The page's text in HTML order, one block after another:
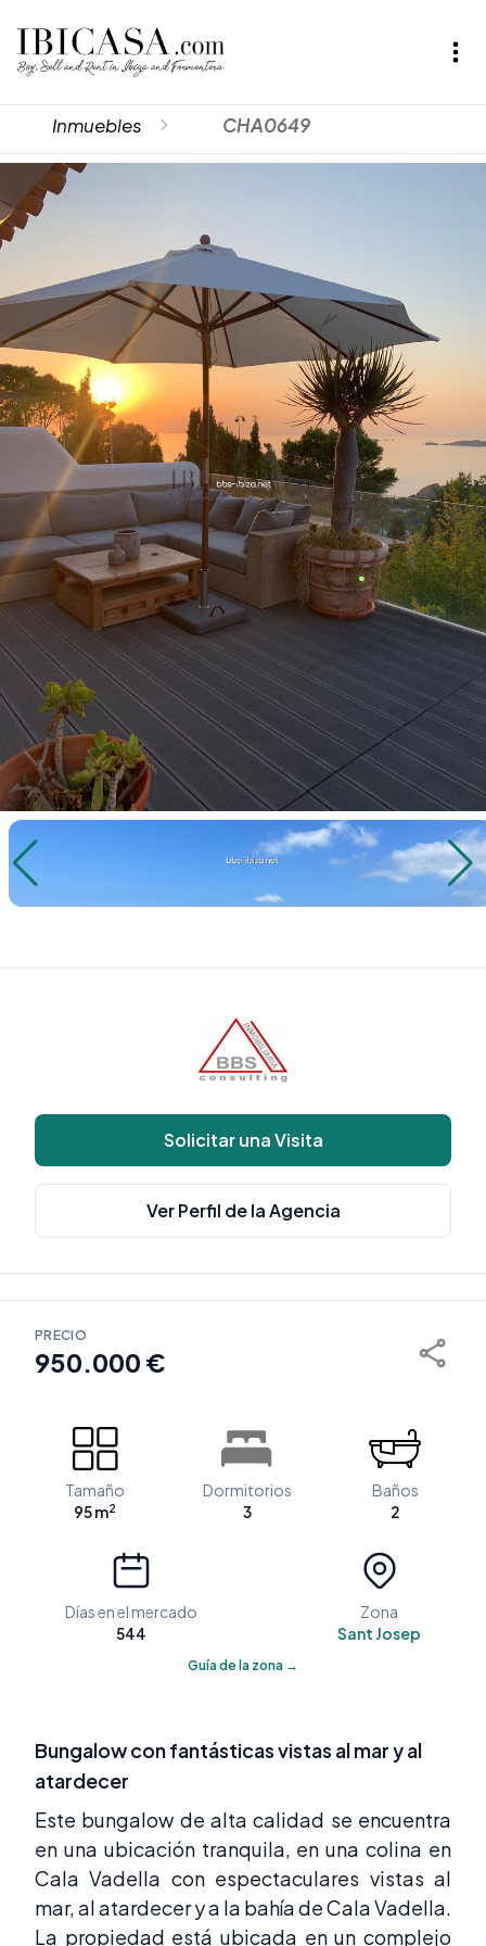
Inmuebles CHA0649
Solicitar una Visita
Ver Perfil de la Agencia
PRECIO
950.000 €
Tamaño
95 m2
Dormitorios
3
Baños
2
Días en el mercado
544
Zona
Sant Josep
Guía de la zona →
Bungalow con fantásticas vistas al mar y al
atardecer
Este bungalow de alta calidad se encuentra
en una ubicación tranquila, en una colina en
Cala Vadella con espectaculares vistas al
mar, al atardecer y a la bahía de Cala Vadella.
La propiedad está ubicada en un complejo